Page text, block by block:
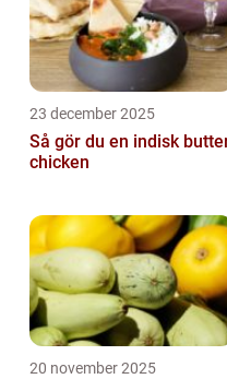
23 december 2025
Så gör du en indisk
chicken
20 november 2025